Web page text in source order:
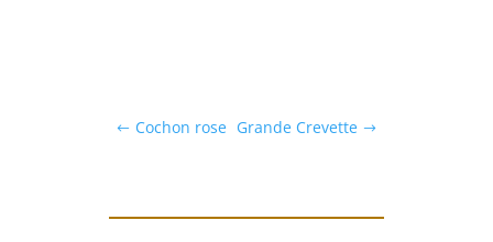
Cochon rose Grande Crevette